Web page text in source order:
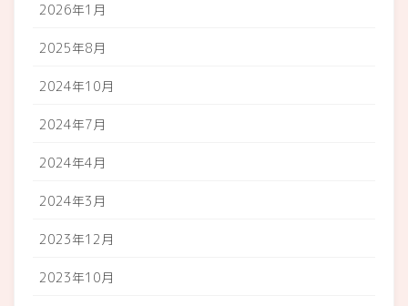
2026年1月
2025年8月
2024年10月
2024年7月
2024年4月
2024年3月
2023年12月
2023年10月